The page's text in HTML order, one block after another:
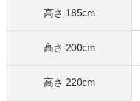
高さ 185cm
高さ 200cm
高さ 220cm